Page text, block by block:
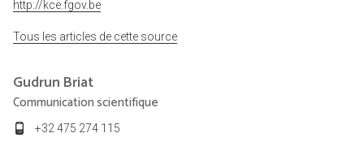
http://kce.fgov.be
Tous les articles de cette source
Gudrun Briat
Communication scientifique
+32 475 274 115